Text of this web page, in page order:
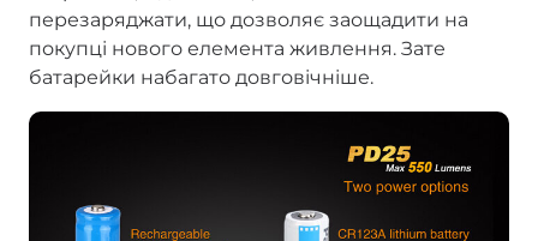
перезаряджати, що дозволяє заощадити на
покупці нового елемента живлення. Зате
батарейки набагато довговічніше.